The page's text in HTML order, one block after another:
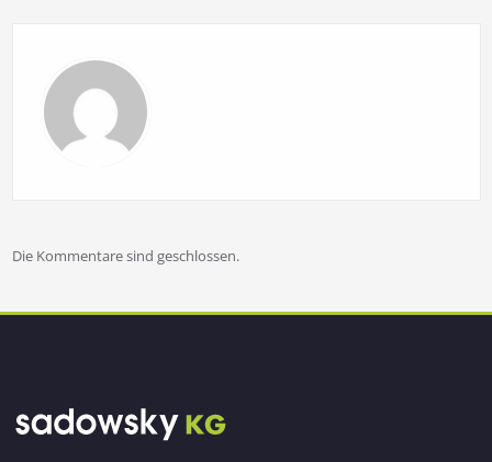
Die Kommentare sind geschlossen.